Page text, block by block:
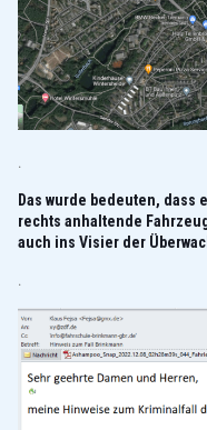
.
Das wurde bedeuten,
rechts anhaltende
auch ins Visier der
.